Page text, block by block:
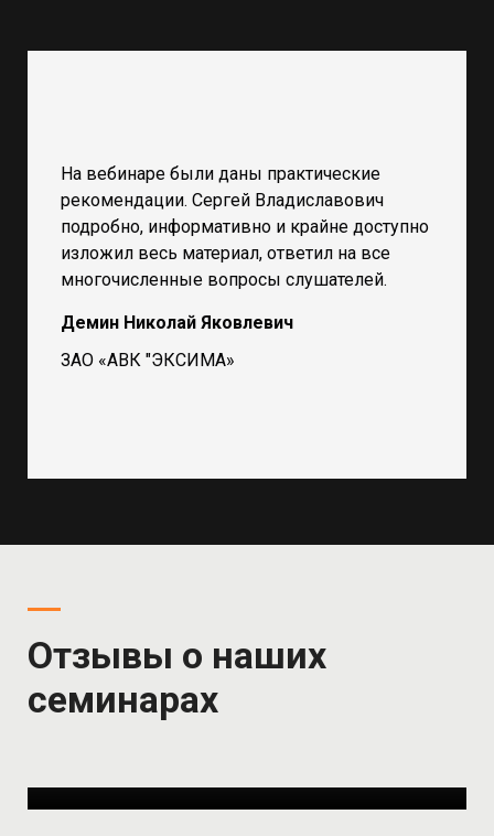
На вебинаре были даны практические
рекомендации. Сергей Владиславович
подробно, информативно и крайне доступно
изложил весь материал, ответил на все
многочисленные вопросы слушателей.
Демин Николай Яковлевич
ЗАО «АВК "ЭКСИМА»
Отзывы о наших
семинарах